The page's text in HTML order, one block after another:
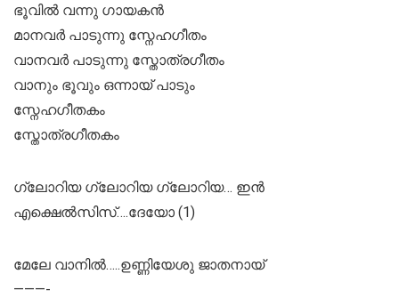
ഭൂവിൽ വന്നു ഗായകൻ
മാനവർ പാടുന്നു സ്നേഹഗീതം
വാനവർ പാടുന്നു സ്തോത്രഗീതം
വാനും ഭൂവും ഒന്നായ് പാടും
സ്നേഹഗീതകം
സ്തോത്രഗീതകം
ഗ്ലോറിയ ഗ്ലോറിയ ഗ്ലോറിയ… ഇൻ
എക്ഷെൽസിസ്….ദേയോ (1)
മേലേ വാനിൽ…..ഉണ്ണിയേശു ജാതനായ്
———-